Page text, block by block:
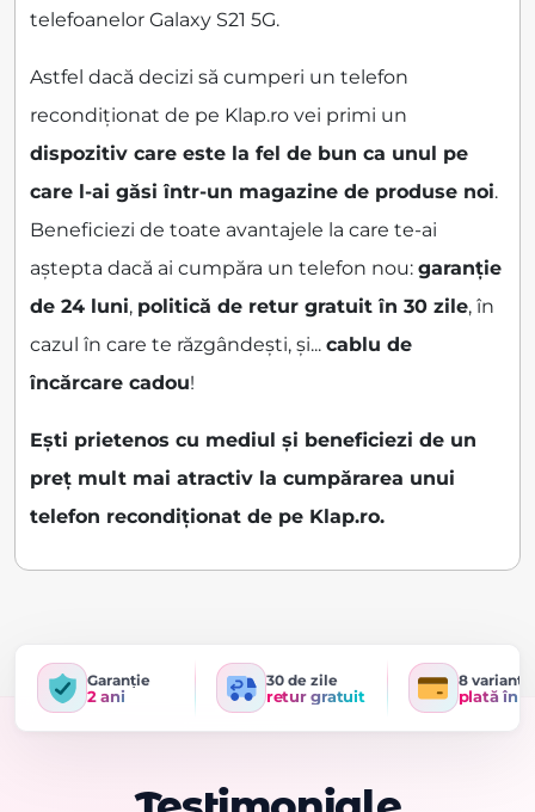
telefoanelor Galaxy S21 5G.
Astfel dacă decizi să cumperi un telefon
recondiționat de pe Klap.ro vei primi un
dispozitiv care este la fel de bun ca unul pe
care l-ai găsi într-un magazine de produse noi.
Beneficiezi de toate avantajele la care te-ai
aștepta dacă ai cumpăra un telefon nou: garanție
de 24 luni, politică de retur gratuit în 30 zile, în
cazul în care te răzgândești, și... cablu de
încărcare cadou!
Ești prietenos cu mediul și beneficiezi de un
preț mult mai atractiv la cumpărarea unui
telefon recondiționat de pe Klap.ro.
Garanție
2 ani
30 de zile
retur gratuit
8 variante
plată în